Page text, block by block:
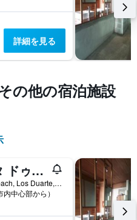
詳細を見る
の他の宿泊施設
プンタ ドゥアルテ ガーデン イン
Morillo Beach, Los Duarte, パナマ
中心部から）